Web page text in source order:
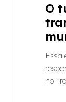
O
Essa
no